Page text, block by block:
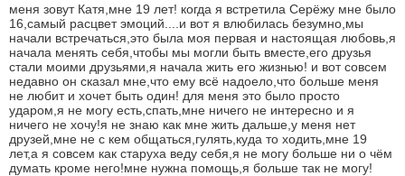
меня зовут Катя,мне 19 лет! когда я встретила Серёжу мне было
16,самый расцвет эмоций....и вот я влюбилась безумно,мы
начали встречаться,это была моя первая и настоящая любовь,я
начала менять себя,чтобы мы могли быть вместе,его друзья
стали моими друзьями,я начала жить его жизнью! и вот совсем
недавно он сказал мне,что ему всё надоело,что больше меня
не любит и хочет быть один! для меня это было просто
ударом,я не могу есть,спать,мне ничего не интересно и я
ничего не хочу!я не знаю как мне жить дальше,у меня нет
друзей,мне не с кем общаться,гулять,куда то ходить,мне 19
лет,а я совсем как старуха веду себя,я не могу больше ни о чём
думать кроме него!мне нужна помощь,я больше так не могу!